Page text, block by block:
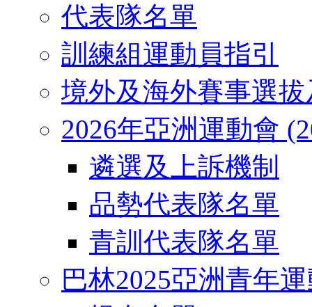
代表隊名單
訓練組運動員指引
境外及海外賽事選
2026年亞洲運動會
遴選及上訴機制
品勢代表隊名單
青訓代表隊名單
巴林2025亞洲青年